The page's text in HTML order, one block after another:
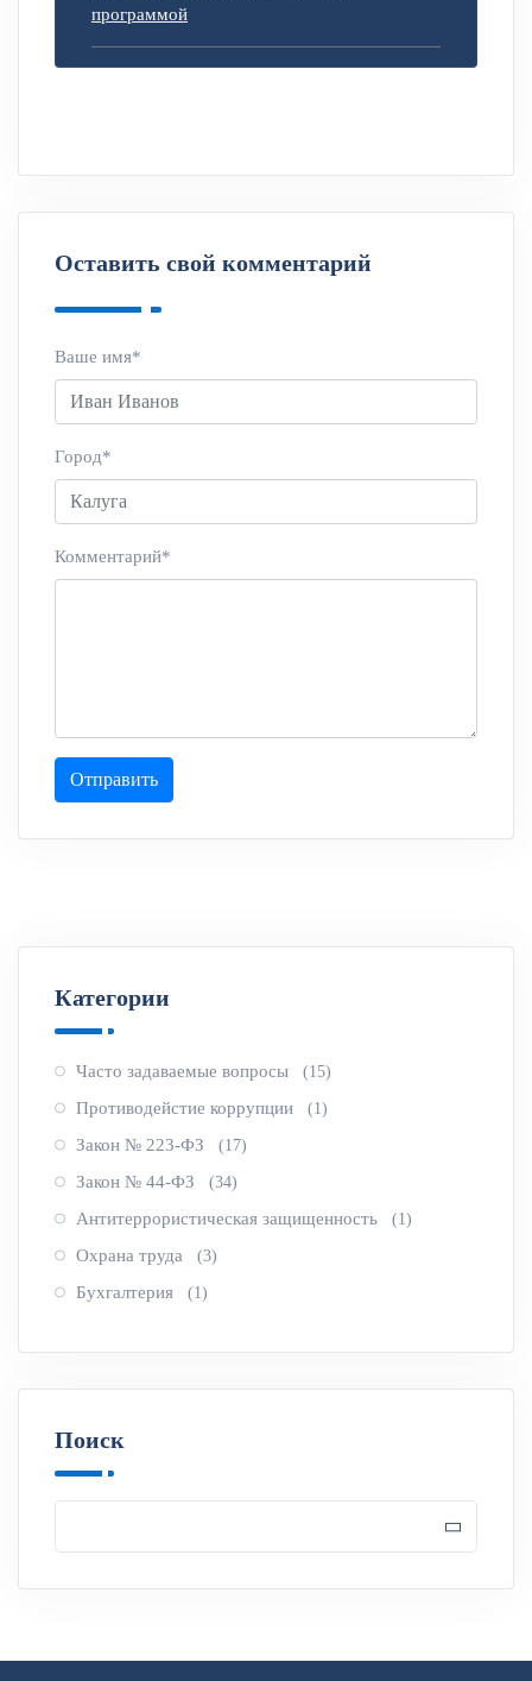
программой
Оставить свой комментарий
Ваше имя*
Город*
Комментарий*
Отправить
Категории
Часто задаваемые вопросы (15)
Противодейстие коррупции (1)
Закон № 223-ФЗ (17)
Закон № 44-ФЗ (34)
Антитеррористическая защищенность (1)
Охрана труда (3)
Бухгалтерия (1)
Поиск